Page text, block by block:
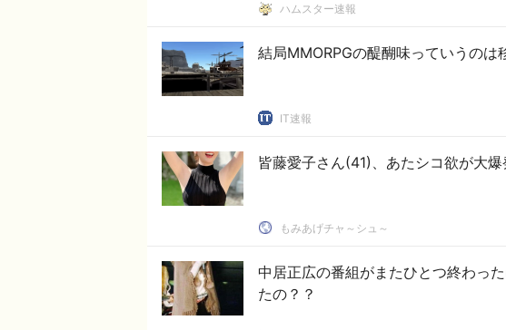
ハムスター速報
結局MMORPGの醍醐味っていうのは
IT速報
皆藤愛子さん(41)、あたシコ欲が大爆
もみあげチャ～シュ～
中居正広の番組がまたひとつ終わっ
たの？？